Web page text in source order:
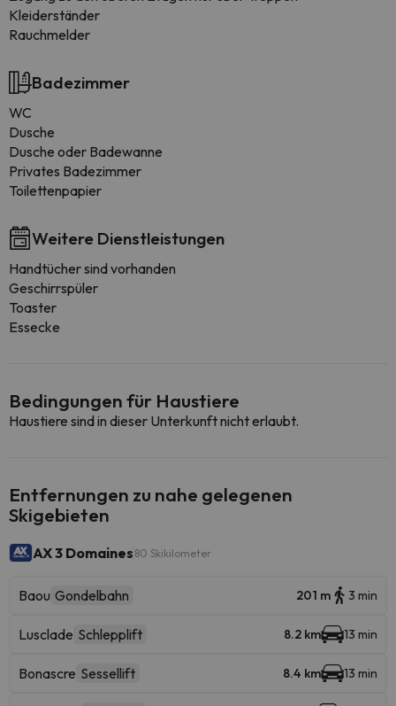
Kleiderständer
Rauchmelder
Badezimmer
WC
Dusche
Dusche oder Badewanne
Privates Badezimmer
Toilettenpapier
Weitere Dienstleistungen
Handtücher sind vorhanden
Geschirrspüler
Toaster
Essecke
Bedingungen für Haustiere
Haustiere sind in dieser Unterkunft nicht erlaubt.
Entfernungen zu nahe gelegenen
Skigebieten
AX 3 Domaines 80 Skikilometer
Baou Gondelbahn 201 m 3 min
Lusclade Schlepplift 8.2 km 13 min
Bonascre Sessellift 8.4 km 13 min